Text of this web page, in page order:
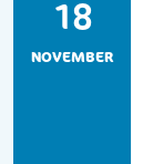
18
NOVEMBER